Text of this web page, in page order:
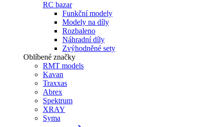
RC bazar
Funkční modely
Modely na díly
Rozbaleno
Náhradní díly
Zvýhodněné sety
Oblíbené značky
RMT models
Kavan
Traxxas
Abrex
Spektrum
XRAY
Syma